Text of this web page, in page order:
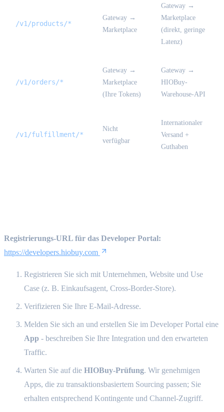
/v1/products/*
Gateway →
Marketplace
Gateway →
Marketplace
(direkt, geringe
Latenz)
/v1/orders/*
Gateway →
Marketplace
(Ihre Tokens)
Gateway →
HIOBuy-
Warehouse-API
/v1/fulfillment/*
Nicht
verfügbar
Internationaler
Versand +
Guthaben
Registrierungs-URL für das Developer Portal:
https://developers.hiobuy.com
Registrieren Sie sich mit Unternehmen, Website und Use
Case (z. B. Einkaufsagent, Cross-Border-Store).
Verifizieren Sie Ihre E-Mail-Adresse.
Melden Sie sich an und erstellen Sie im Developer Portal eine
App - beschreiben Sie Ihre Integration und den erwarteten
Traffic.
Warten Sie auf die HIOBuy-Prüfung. Wir genehmigen
Apps, die zu transaktionsbasiertem Sourcing passen; Sie
erhalten entsprechend Kontingente und Channel-Zugriff.